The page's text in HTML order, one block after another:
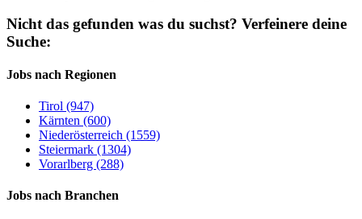
Nicht das gefunden was du suchst? Verfeinere deine
Suche:
Jobs nach Regionen
Tirol (947)
Kärnten (600)
Niederösterreich (1559)
Steiermark (1304)
Vorarlberg (288)
Jobs nach Branchen